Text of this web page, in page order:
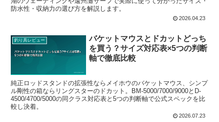
防水性・収納力の選び方を解説します。
2026.04.23
釣り具レビュー
バケットマウスとドカットどっち
を買う？サイズ対応表×5つの判断
軸で徹底比較
純正ロッドスタンドの拡張性ならメイホウのバケットマウス、シンプ
ル剛性の箱ならリングスターのドカット。BM-5000/7000/9000とD-
4500/4700/5000の同クラス対応表と5つの判断軸で公式スペックを比
較し決着。
2026.07.23